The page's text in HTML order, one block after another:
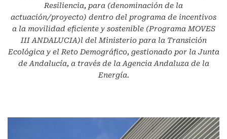
Resiliencia, para (denominación de la
actuación/proyecto) dentro del programa de incentivos
a la movilidad eficiente y sostenible (Programa MOVES
III ANDALUCIA)l del Ministerio para la Transición
Ecológica y el Reto Demográfico, gestionado por la Junta
de Andalucía, a través de la Agencia Andaluza de la
Energía.